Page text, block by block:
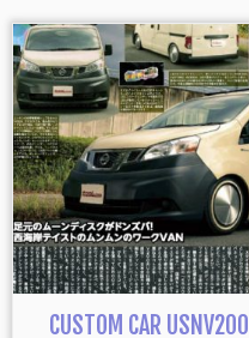
CUSTOM CAR USNV200